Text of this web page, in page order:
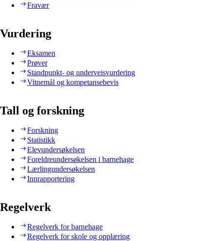
Fravær
Vurdering
Eksamen
Prøver
Standpunkt- og underveisvurdering
Vitnemål og kompetansebevis
Tall og forskning
Forskning
Statistikk
Elevundersøkelsen
Foreldreundersøkelsen i barnehage
Lærlingundersøkelsen
Innrapportering
Regelverk
Regelverk for barnehage
Regelverk for skole og opplæring